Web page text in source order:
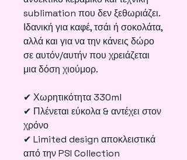
sublimation που δεν ξεθωριάζει.
Ιδανική για καφέ, τσάι ή σοκολάτα,
αλλά και για να την κάνεις δώρο
σε αυτόν/αυτήν που χρειάζεται
μια δόση χιούμορ.
✔ Χωρητικότητα 330ml
✔ Πλένεται εύκολα & αντέχει στον
χρόνο
✔ Limited design αποκλειστικά
από την PSI Collection